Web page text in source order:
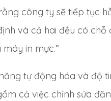
công ty sẽ tiếp tục
và cả hai đều có
in mực.”
tự động hóa và độ
cả việc chỉnh sửa